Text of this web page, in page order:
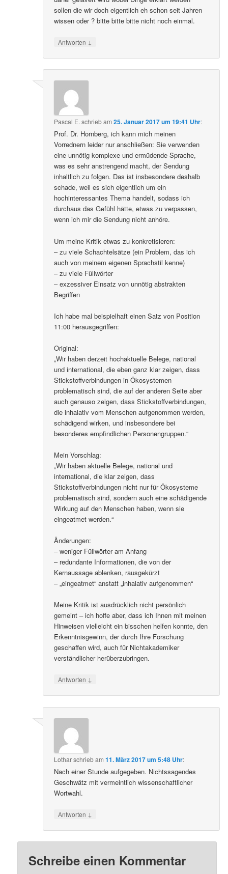
sollen die wir doch eigentlich eh schon seit Jahren
wissen oder ? bitte bitte bitte nicht noch einmal.
Antworten ↓
Pascal E.schriebam25. Januar 2017 um 19:41 Uhr:
Prof. Dr. Hornberg, ich kann mich meinen
Vorrednern leider nur anschließen: Sie verwenden
eine unnötig komplexe und ermüdende Sprache,
was es sehr anstrengend macht, der Sendung
inhaltlich zu folgen. Das ist insbesondere deshalb
schade, weil es sich eigentlich um ein
hochinteressantes Thema handelt, sodass ich
durchaus das Gefühl hätte, etwas zu verpassen,
wenn ich mir die Sendung nicht anhöre.
Um meine Kritik etwas zu konkretisieren:
– zu viele Schachtelsätze (ein Problem, das ich
auch von meinem eigenen Sprachstil kenne)
– zu viele Füllwörter
– exzessiver Einsatz von unnötig abstrakten
Begriffen
Ich habe mal beispielhaft einen Satz von Position
11:00 herausgegriffen:
Original:
„Wir haben derzeit hochaktuelle Belege, national
und international, die eben ganz klar zeigen, dass
Stickstoffverbindungen in Ökosystemen
problematisch sind, die auf der anderen Seite aber
auch genauso zeigen, dass Stickstoffverbindungen,
die inhalativ vom Menschen aufgenommen werden,
schädigend wirken, und insbesondere bei
besonderes empfindlichen Personengruppen.“
Mein Vorschlag:
„Wir haben aktuelle Belege, national und
international, die klar zeigen, dass
Stickstoffverbindungen nicht nur für Ökosysteme
problematisch sind, sondern auch eine schädigende
Wirkung auf den Menschen haben, wenn sie
eingeatmet werden.“
Änderungen:
– weniger Füllwörter am Anfang
– redundante Informationen, die von der
Kernaussage ablenken, rausgekürzt
– „eingeatmet“ anstatt „inhalativ aufgenommen“
Meine Kritik ist ausdrücklich nicht persönlich
gemeint – ich hoffe aber, dass ich Ihnen mit meinen
Hinweisen vielleicht ein bisschen helfen konnte, den
Erkenntnisgewinn, der durch Ihre Forschung
geschaffen wird, auch für Nichtakademiker
verständlicher herüberzubringen.
Antworten ↓
Lotharschriebam11. März 2017 um 5:48 Uhr:
Nach einer Stunde aufgegeben. Nichtssagendes
Geschwätz mit vermeintlich wissenschaftlicher
Wortwahl.
Antworten ↓
Schreibe einen Kommentar